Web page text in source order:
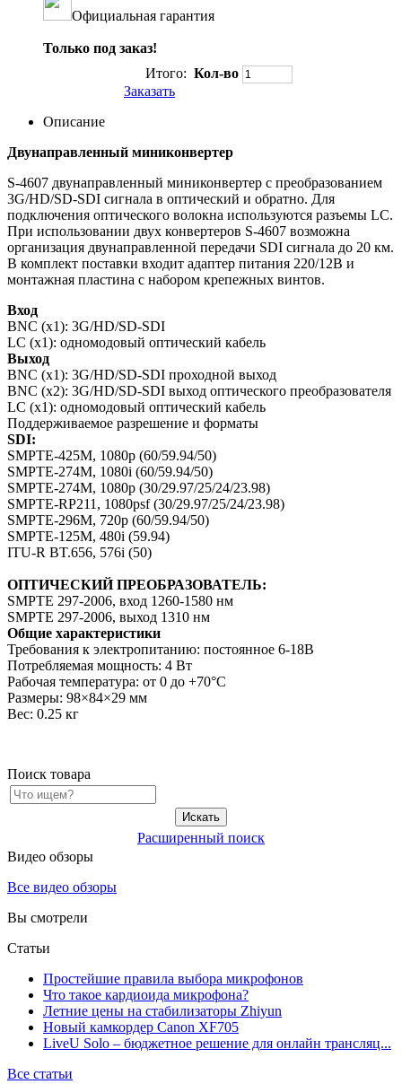
Официальная гарантия
Только под заказ!
Итого: Кол-во
Заказать
Описание
Двунаправленный миниконвертер
S-4607 двунаправленный миниконвертер с преобразованием
3G/HD/SD-SDI сигнала в оптический и обратно. Для
подключения оптического волокна используются разъемы LC.
При использовании двух конвертеров S-4607 возможна
организация двунаправленной передачи SDI сигнала до 20 км.
В комплект поставки входит адаптер питания 220/12В и
монтажная пластина с набором крепежных винтов.
Вход
BNC (x1): 3G/HD/SD-SDI
LC (x1): одномодовый оптический кабель
Выход
BNC (x1): 3G/HD/SD-SDI проходной выход
BNC (x2): 3G/HD/SD-SDI выход оптического преобразователя
LC (x1): одномодовый оптический кабель
Поддерживаемое разрешение и форматы
SDI:
SMPTE-425M, 1080p (60/59.94/50)
SMPTE-274M, 1080i (60/59.94/50)
SMPTE-274M, 1080p (30/29.97/25/24/23.98)
SMPTE-RP211, 1080psf (30/29.97/25/24/23.98)
SMPTE-296M, 720p (60/59.94/50)
SMPTE-125M, 480i (59.94)
ITU-R BT.656, 576i (50)
ОПТИЧЕСКИЙ ПРЕОБРАЗОВАТЕЛЬ:
SMPTE 297-2006, вход 1260-1580 нм
SMPTE 297-2006, выход 1310 нм
Общие характеристики
Требования к электропитанию: постоянное 6-18В
Потребляемая мощность: 4 Вт
Рабочая температура: от 0 до +70°C
Размеры: 98×84×29 мм
Вес: 0.25 кг
Поиск товара
Расширенный поиск
Видео обзоры
Все видео обзоры
Вы смотрели
Статьи
Простейшие правила выбора микрофонов
Что такое кардиоида микрофона?
Летние цены на стабилизаторы Zhiyun
Новый камкордер Canon XF705
LiveU Solo – бюджетное решение для онлайн трансляц...
Все статьи